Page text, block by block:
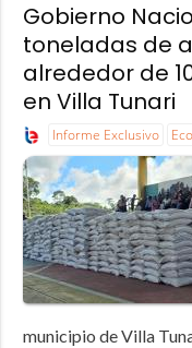
Gobierno
toneladas de
alrededor de
en Villa Tunari
Informe Exclusivo
municipio de Villa